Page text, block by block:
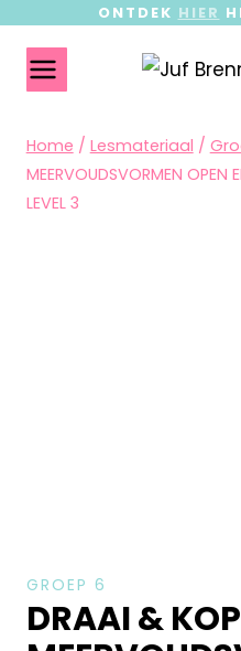
ONTDEK HIER
Home / Lesmateriaal /
MEERVOUDSVORMEN OPEN
LEVEL 3
GROEP 6
DRAAI &